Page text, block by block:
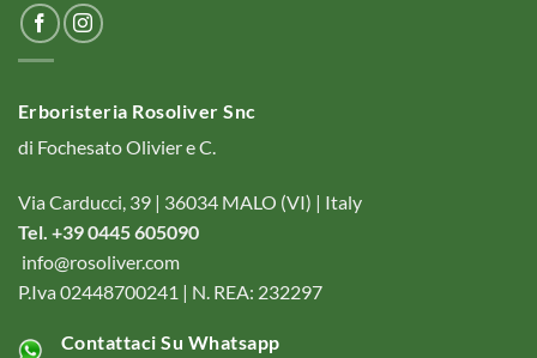
Erboristeria Rosoliver Snc
di Fochesato Olivier e C.
Via Carducci, 39 | 36034 MALO (VI) | Italy
Tel. +39 0445 605090
info@rosoliver.com
P.Iva 02448700241 | N. REA: 232297
Contattaci Su Whatsapp